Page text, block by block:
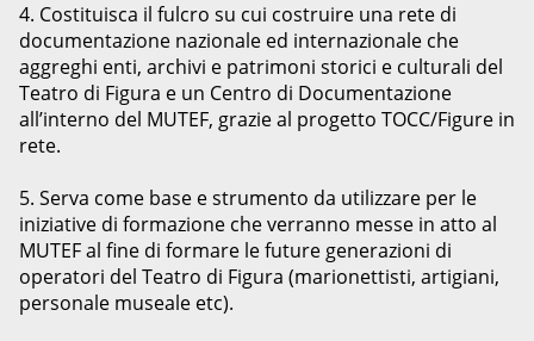
4. Costituisca il fulcro su cui costruire una rete di
documentazione nazionale ed internazionale che
aggreghi enti, archivi e patrimoni storici e culturali del
Teatro di Figura e un Centro di Documentazione
all’interno del MUTEF, grazie al progetto TOCC/Figure in
rete.
5. Serva come base e strumento da utilizzare per le
iniziative di formazione che verranno messe in atto al
MUTEF al fine di formare le future generazioni di
operatori del Teatro di Figura (marionettisti, artigiani,
personale museale etc).